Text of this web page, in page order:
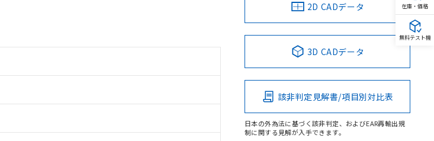
2D CADデータ
3D CADデータ
該非判定見解書/項目別対比表
日本の外為法に基づく該非判定、およびEAR再輸出規
制に関する見解が入手できます。
在庫・価格
無料テスト機